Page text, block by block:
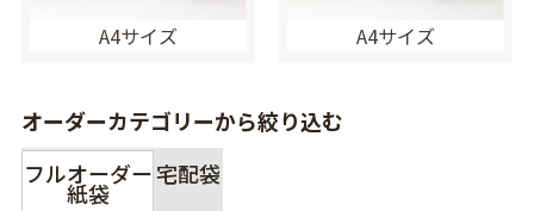
A4サイズ A4サイズ
オーダーカテゴリーから絞り込む
フルオーダー
紙袋
宅配袋